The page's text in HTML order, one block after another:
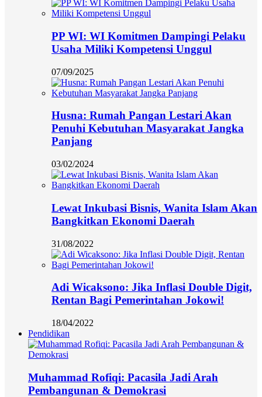
PP WI: WI Komitmen Dampingi Pelaku
Usaha Miliki Kompetensi Unggul
07/09/2025
Husna: Rumah Pangan Lestari Akan
Penuhi Kebutuhan Masyarakat Jangka
Panjang
03/02/2024
Lewat Inkubasi Bisnis, Wanita Islam Akan
Bangkitkan Ekonomi Daerah
31/08/2022
Adi Wicaksono: Jika Inflasi Double Digit,
Rentan Bagi Pemerintahan Jokowi!
18/04/2022
Pendidikan
Muhammad Rofiqi: Pacasila Jadi Arah
Pembangunan & Demokrasi